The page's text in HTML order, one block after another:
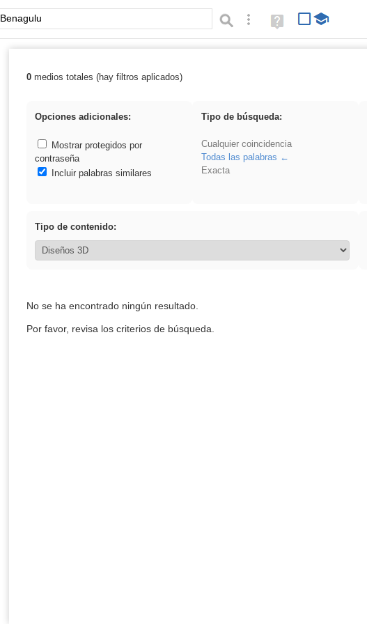
Palabra o frase: Búsqueda avanzada
Ayuda
(en
Resultados de: Benagulu
0medios totales (hay filtros aplicados)
Opciones adicionales:
Mostrar protegidos por
contraseña
Incluir palabras similares
Tipo de búsqueda:
Cualquier coincidencia
Todas las palabras
Exacta
Tipo de contenido:
No se ha encontrado ningún resultado.
Por favor, revisa los criterios de búsqueda.